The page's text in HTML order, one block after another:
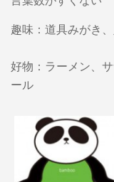
趣味：道具みがき
好物：ラーメン、
ール